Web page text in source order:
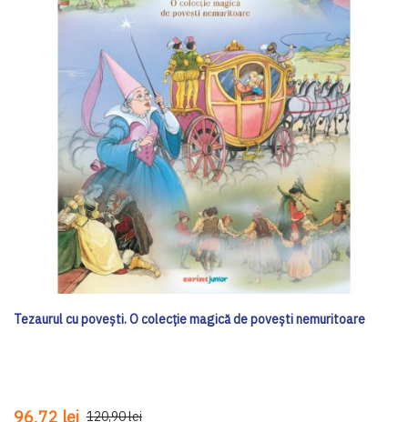
Tezaurul cu povești. O colecție magică de povești nemuritoare
96,72 lei 120,90 lei